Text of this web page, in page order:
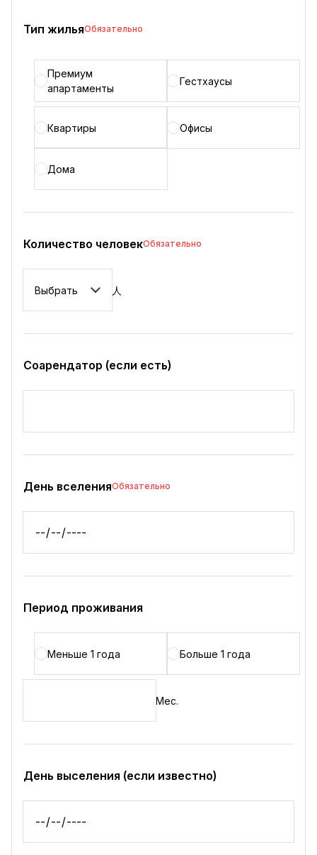
Тип жильяОбязательно
Премиум
апартаменты
Гестхаусы
Квартиры Офисы
Дома
Количество человекОбязательно
人
Соарендатор (если есть)
День вселенияОбязательно
Период проживания
Меньше 1 года Больше 1 года
Мес.
День выселения (если известно)